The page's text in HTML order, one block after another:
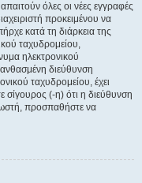
όλες οι νέες εγγραφές
προκειμένου να
κατά τη διάρκεια της
ταχυδρομείου,
ηλεκτρονικού
διεύθυνση
ταχυδρομείου, έχει
σίγουρος (-η) ότι η διεύθυνση
προσπαθήστε να